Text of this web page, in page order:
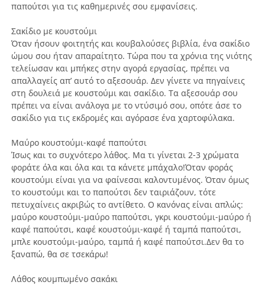
παπούτσι για τις καθημερινές σου εμφανίσεις.
Σακίδιο με κουστούμι
Όταν ήσουν φοιτητής και κουβαλούσες βιβλία, ένα σακίδιο
ώμου σου ήταν απαραίτητο. Τώρα που τα χρόνια της νιότης
τελείωσαν και μπήκες στην αγορά εργασίας, πρέπει να
απαλλαγείς απ’ αυτό το αξεσουάρ. Δεν γίνετε να πηγαίνεις
στη δουλειά με κουστούμι και σακίδιο. Τα αξεσουάρ σου
πρέπει να είναι ανάλογα με το ντύσιμό σου, οπότε άσε το
σακίδιο για τις εκδρομές και αγόρασε ένα χαρτοφύλακα.
Μαύρο κουστούμι-καφέ παπούτσι
Ίσως και το συχνότερο λάθος. Μα τι γίνεται 2-3 χρώματα
φοράτε όλα και όλα και τα κάνετε μπάχαλο!Όταν φοράς
κουστούμι είναι για να φαίνεσαι καλοντυμένος. Όταν όμως
το κουστούμι και το παπούτσι δεν ταιριάζουν, τότε
πετυχαίνεις ακριβώς το αντίθετο. Ο κανόνας είναι απλώς:
μαύρο κουστούμι-μαύρο παπούτσι, γκρι κουστούμι-μαύρο ή
καφέ παπούτσι, καφέ κουστούμι-καφέ ή ταμπά παπούτσι,
μπλε κουστούμι-μαύρο, ταμπά ή καφέ παπούτσι.Δεν θα το
ξαναπώ, θα σε τσεκάρω!
Λάθος κουμπωμένο σακάκι